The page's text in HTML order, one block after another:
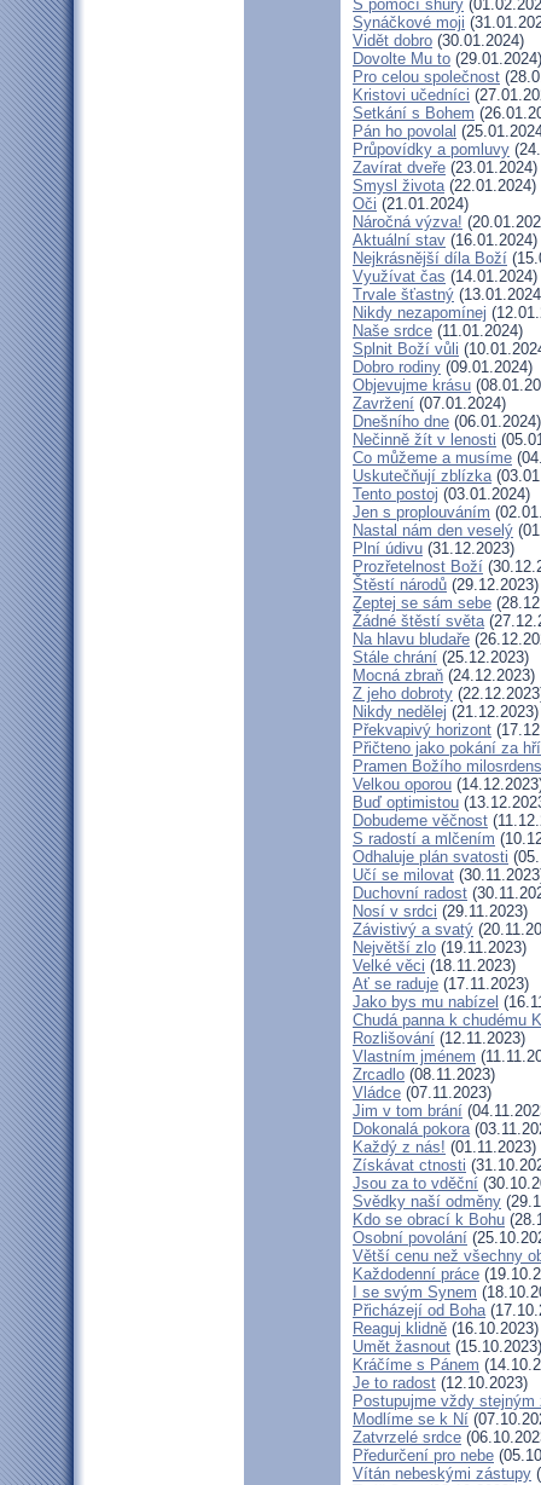
S pomocí shůry
Synáčkové moji
Vidět dobro (30.01.2024)
Dovolte Mu to (29.01.2024)
Pro celou společnost
Kristovi učedníci
Setkání s Bohem
Pán ho povolal
Průpovídky a pomluvy
Zavírat dveře (23.01.2024)
Smysl života(22.01.2024)
Oči (21.01.2024)
Náročná výzva!
Aktuální stav (16.01.2024)
Nejkrásnější díla Boží
Využívat čas (14.01.2024)
Trvale šťastný
Nikdy nezapomínej
Naše srdce (11.01.2024)
Splnit Boží vůli
Dobro rodiny (09.01.2024)
Objevujme krásu
Zavržení (07.01.2024)
Dnešního dne (06.01.2024)
Nečinně žít v lenosti
Co můžeme a musíme
Uskutečňují zblízka
Tento postoj (03.01.2024)
Jen s proplouváním
Nastal nám den veselý
Plní údivu (31.12.2023)
Prozřetelnost Boží
Štěstí národů (29.12.2023)
Zeptej se sám sebe
Žádné štěstí světa
Na hlavu bludaře
Stále chrání (25.12.2023)
Mocná zbraň (24.12.2023)
Z jeho dobroty
Nikdy nedělej (21.12.2023)
Překvapivý horizont
Přičteno jako pokání za
Pramen Božího
Velkou oporou
Buď optimistou
Dobudeme věčnost
S radostí a mlčením
Odhaluje plán svatosti
Učí se milovat
Duchovní radost
Nosí v srdci (29.11.2023)
Závistivý a svatý
Největší zlo (19.11.2023)
Velké věci (18.11.2023)
Ať se raduje (17.11.2023)
Jako bys mu nabízel
Chudá panna k chudému
Rozlišování (12.11.2023)
Vlastním jménem
Zrcadlo (08.11.2023)
Vládce (07.11.2023)
Jim v tom brání
Dokonalá pokora
Každý z nás! (01.11.2023)
Získávat ctnosti
Jsou za to vděční
Svědky naší odměny
Kdo se obrací k Bohu
Osobní povolání
Větší cenu než všechny
Každodenní práce
I se svým Synem
Přicházejí od Boha
Reaguj klidně (16.10.2023)
Umět žasnout (15.10.2023)
Kráčíme s Pánem
Je to radost (12.10.2023)
Postupujme vždy stejným
Modlíme se k Ní
Zatvrzelé srdce
Předurčení pro nebe
Vítán nebeskými zástupy